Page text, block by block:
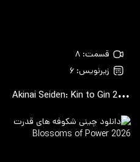
قسمت: ۸
زیرنویس: ۶
Akinai Seiden: Kin to Gin2023